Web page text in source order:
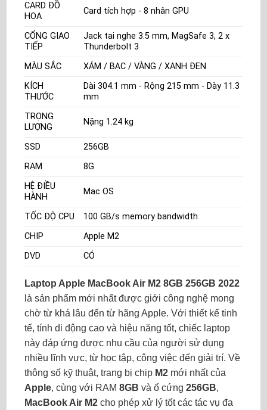
CARD ĐỒ
HỌA
Card tích hợp - 8 nhân GPU
CỔNG GIAO
TIẾP
Jack tai nghe 3.5 mm, MagSafe 3, 2 x
Thunderbolt 3
MÀU SẮC
XÁM / BẠC / VÀNG / XANH ĐEN
KÍCH
THƯỚC
Dài 304.1 mm - Rộng 215 mm - Dày 11.3
mm
TRỌNG
LƯỢNG
Nặng 1.24 kg
SSD
256GB
RAM
8G
HỆ ĐIỀU
HÀNH
Mac OS
TỐC ĐỘ CPU
100 GB/s memory bandwidth
CHIP
Apple M2
DVD
CÓ
Laptop Apple MacBook Air M2 8GB 256GB 2022
là sản phẩm mới nhất được giới công nghệ mong
chờ từ khá lâu đến từ hãng Apple. Với thiết kế tinh
tế, tính di động cao và hiệu năng tốt, chiếc laptop
này đáp ứng được nhu cầu của người sử dụng
nhiều lĩnh vực, từ học tập, công việc đến giải trí. Về
thông số kỹ thuật, trang bị chip M2 mới nhất của
Apple, cùng với RAM 8GB và ổ cứng 256GB,
MacBook Air M2 cho phép xử lý tốt các tác vụ đa